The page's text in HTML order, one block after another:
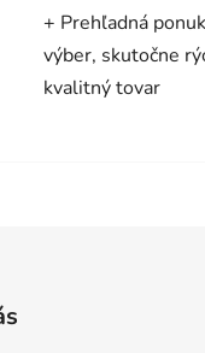
+ Prehľadná
výber, skutočne
kvalitný tovar